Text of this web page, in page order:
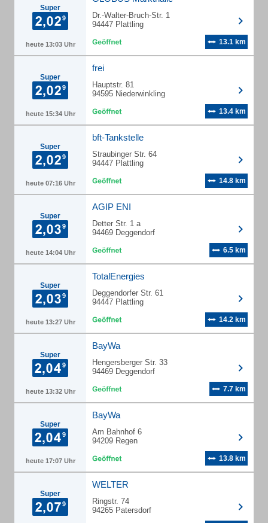
Super
heute 13:03 Uhr
Dr.-Walter-Bruch-Str. 1
94447 Plattling
13.1 km
Super
heute 15:34 Uhr
frei
Hauptstr. 81
94595 Niederwinkling
13.4 km
Super
heute 07:16 Uhr
bft-Tankstelle
Straubinger Str. 64
94447 Plattling
14.8 km
Super
heute 14:04 Uhr
AGIP ENI
Detter Str. 1 a
94469 Deggendorf
6.5 km
Super
heute 13:27 Uhr
TotalEnergies
Deggendorfer Str. 61
94447 Plattling
14.2 km
Super
heute 13:32 Uhr
BayWa
Hengersberger Str. 33
94469 Deggendorf
7.7 km
Super
heute 17:07 Uhr
BayWa
Am Bahnhof 6
94209 Regen
13.8 km
Super
WELTER
Ringstr. 74
94265 Patersdorf